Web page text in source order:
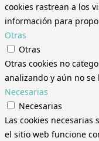
cookies rastrean a los
información para
Otras
Otras
Otras cookies no
analizando y aún no
Necesarias
Necesarias
Las cookies
el sitio web funcione